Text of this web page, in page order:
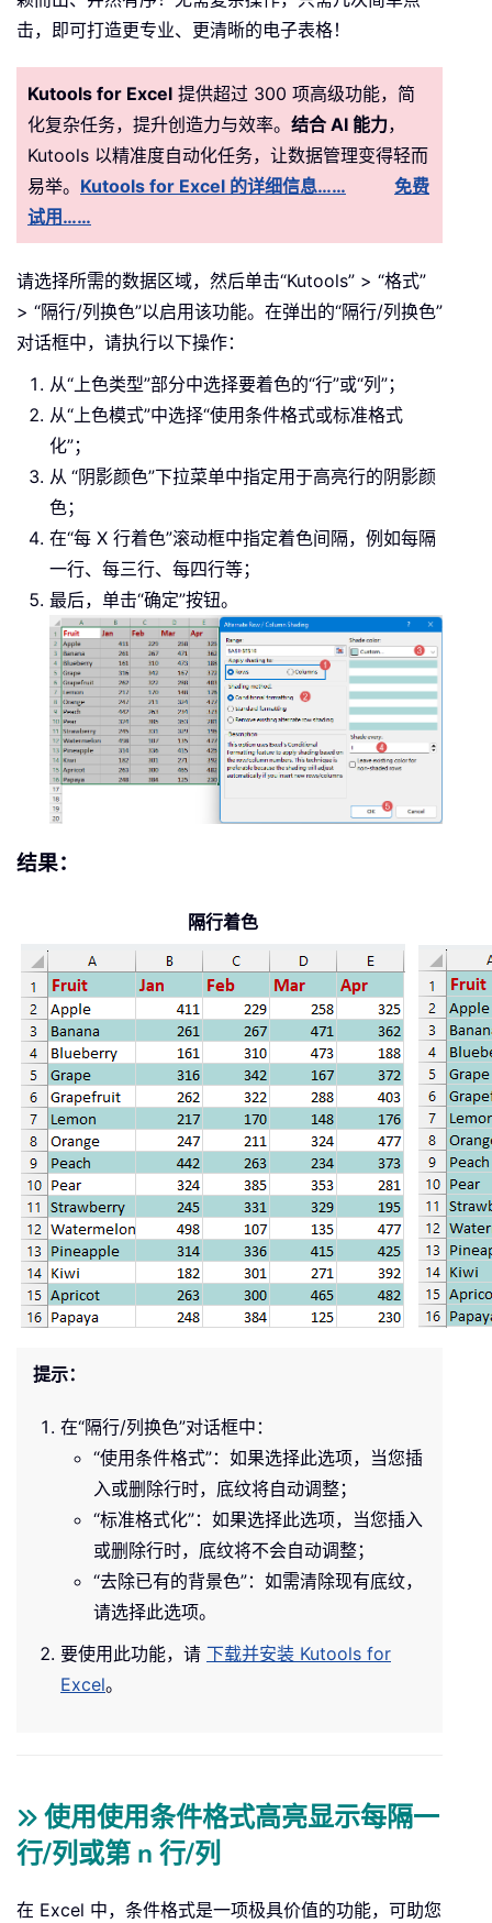
击，即可打造更专业、更清晰的电子表格！
Kutools for Excel 提供超过 300 项高级功能，简
化复杂任务，提升创造力与效率。 结合 AI 能力，
Kutools 以精准度自动化任务，让数据管理变得轻而
易举。 Kutools for Excel 的详细信息……
免费
试用……
请选择所需的数据区域，然后单击“Kutools” > “格式”
> “隔行/列换色”以启用该功能。在弹出的“隔行/列换色”
对话框中，请执行以下操作：
从“上色类型”部分中选择要着色的“行”或“列”；
从“上色模式”中选择“使用条件格式或标准格式
化”；
从 “阴影颜色”下拉菜单中指定用于高亮行的阴影颜
色；
在“每 X 行着色”滚动框中指定着色间隔，例如每隔
一行、每三行、每四行等；
最后，单击“确定”按钮。
结果：
隔行着色
提示：
在“隔行/列换色”对话框中：
“使用条件格式”：如果选择此选项，当您插
入或删除行时，底纹将自动调整；
“标准格式化”：如果选择此选项，当您插入
或删除行时，底纹将不会自动调整；
“去除已有的背景色”：如需清除现有底纹，
请选择此选项。
要使用此功能，请 下载并安装 Kutools for
Excel。
使用使用条件格式高亮显示每隔一
行/列或第 n 行/列
在 Excel 中，条件格式是一项极具价值的功能，可助您